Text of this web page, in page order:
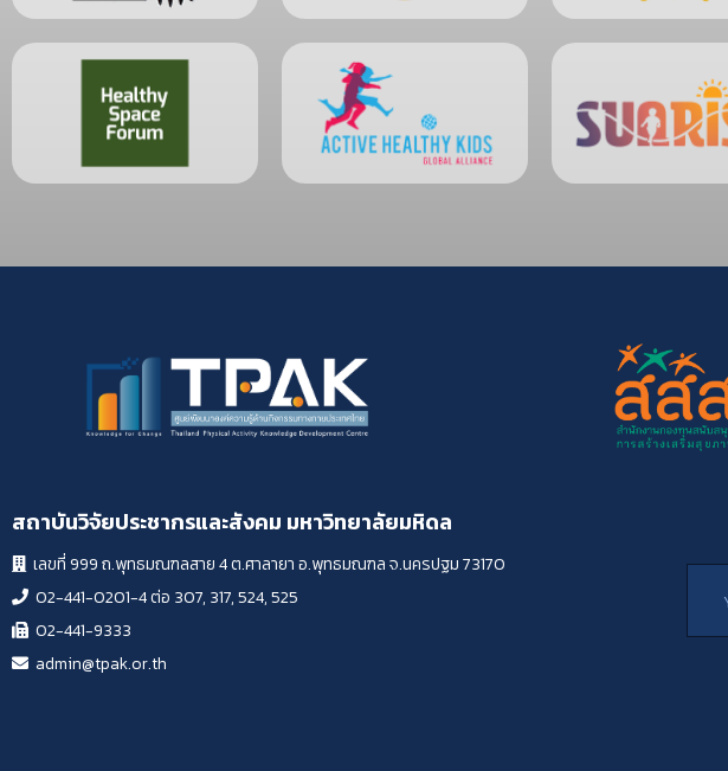
สถาบันวิจัยประชากรและสังคม มหาวิทยาลัยมหิดล
เลขที่ 999 ถ.พุทธมณฑลสาย 4 ต.ศาลายา อ.พุทธมณฑล จ.นครปฐม 73170
02-441-0201-4 ต่อ 307, 317, 524, 525
02-441-9333
admin@tpak.or.th